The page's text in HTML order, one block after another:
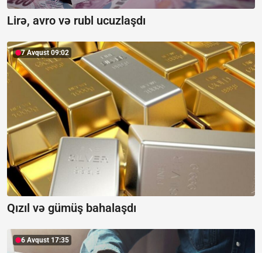
Lirə, avro və rubl ucuzlaşdı
7 Avqust 09:02
Qızıl və gümüş bahalaşdı
6 Avqust 17:35